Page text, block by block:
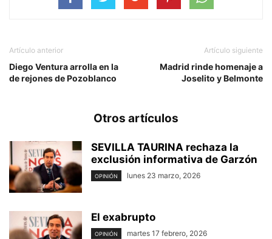
Artículo anterior
Diego Ventura arrolla en la
de rejones de Pozoblanco
Artículo siguiente
Madrid rinde homenaje a
Joselito y Belmonte
Otros artículos
SEVILLA TAURINA rechaza la
exclusión informativa de Garzón
OPINIÓN lunes 23 marzo, 2026
El exabrupto
OPINIÓN martes 17 febrero, 2026